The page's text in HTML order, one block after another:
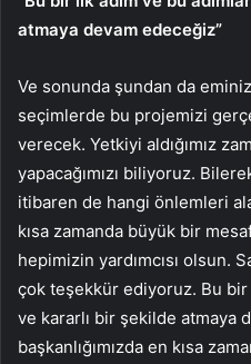
atmaya devam edeceğiz”
Ve sonunda şundan da
seçimlerde bu projemizi
verecek. Yetkiyi aldığımız
yapacağımızı biliyoruz.
itibaren de hangi önlemleri
kısa zamanda büyük bir
hepimizin yardımcısı olsun.
çok teşekkür ediyoruz. Bu bir
ve kararlı bir şekilde atmaya
başkanlığımızda en kısa